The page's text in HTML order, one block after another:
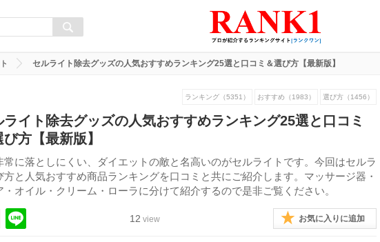
セルライト除去グッズの人気おすすめランキング25選と口コミ＆選び方【最新版】
ランキング（5351） おすすめ（1983） 選び方（1456）
ライト除去グッズの人気おすすめランキング25選と口コミ
び方【最新版】
に落としにくい、ダイエットの敵と名高いのがセルライトです。今回はセルラ
と人気おすすめ商品ランキングを口コミと共にご紹介します。マッサージ器・
オイル・クリーム・ローラに分けて紹介するので是非ご覧ください。
12 view お気に入りに追加